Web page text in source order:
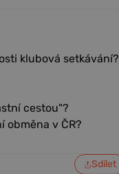
klubová setkávání?
cestou"?
obměna v ČR?
Sdílet